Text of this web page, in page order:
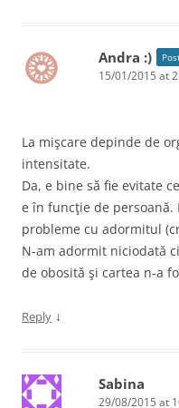
Andra :)
15/01/2015 at
La mişcare depinde de
intensitate.
Da, e bine să fie evitate
e în funcţie de persoană.
probleme cu adormitul
N-am adormit niciodată
de obosită şi cartea n-a
Reply ↓
Sabina
29/08/2015 at